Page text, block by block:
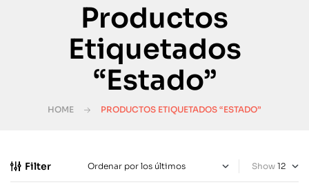
Productos
Etiquetados
“Estado”
HOME PRODUCTOS ETIQUETADOS “ESTADO”
Filter Show